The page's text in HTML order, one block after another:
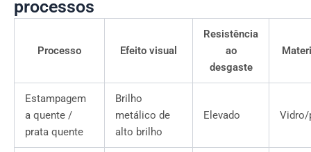
processos
Processo Efeito visual
Resistência
ao
desgaste
Estampagem
a quente /
prata quente
Brilho
metálico de
alto brilho
Elevado